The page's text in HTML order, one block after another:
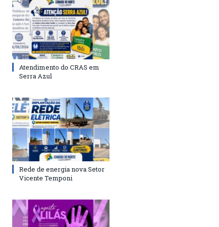
Atendimento do CRAS em
Serra Azul
Rede de energia nova Setor
Vicente Temponi